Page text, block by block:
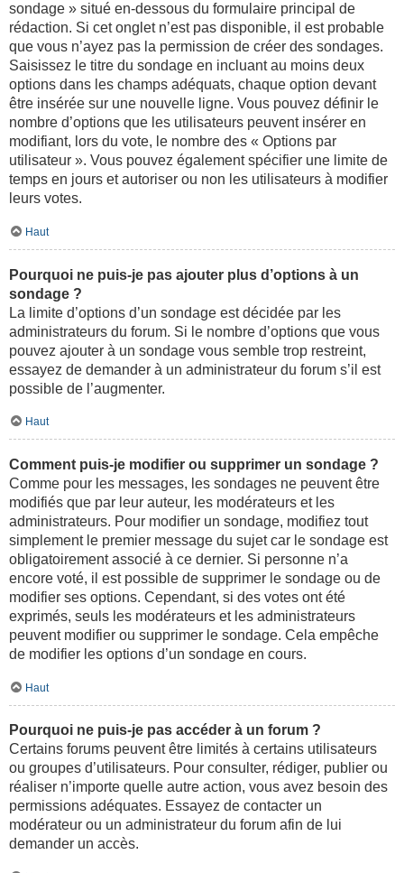
sondage » situé en-dessous du formulaire principal de
rédaction. Si cet onglet n’est pas disponible, il est probable
que vous n’ayez pas la permission de créer des sondages.
Saisissez le titre du sondage en incluant au moins deux
options dans les champs adéquats, chaque option devant
être insérée sur une nouvelle ligne. Vous pouvez définir le
nombre d’options que les utilisateurs peuvent insérer en
modifiant, lors du vote, le nombre des « Options par
utilisateur ». Vous pouvez également spécifier une limite de
temps en jours et autoriser ou non les utilisateurs à modifier
leurs votes.
Haut
Pourquoi ne puis-je pas ajouter plus d’options à un
sondage ?
La limite d’options d’un sondage est décidée par les
administrateurs du forum. Si le nombre d’options que vous
pouvez ajouter à un sondage vous semble trop restreint,
essayez de demander à un administrateur du forum s’il est
possible de l’augmenter.
Haut
Comment puis-je modifier ou supprimer un sondage ?
Comme pour les messages, les sondages ne peuvent être
modifiés que par leur auteur, les modérateurs et les
administrateurs. Pour modifier un sondage, modifiez tout
simplement le premier message du sujet car le sondage est
obligatoirement associé à ce dernier. Si personne n’a
encore voté, il est possible de supprimer le sondage ou de
modifier ses options. Cependant, si des votes ont été
exprimés, seuls les modérateurs et les administrateurs
peuvent modifier ou supprimer le sondage. Cela empêche
de modifier les options d’un sondage en cours.
Haut
Pourquoi ne puis-je pas accéder à un forum ?
Certains forums peuvent être limités à certains utilisateurs
ou groupes d’utilisateurs. Pour consulter, rédiger, publier ou
réaliser n’importe quelle autre action, vous avez besoin des
permissions adéquates. Essayez de contacter un
modérateur ou un administrateur du forum afin de lui
demander un accès.